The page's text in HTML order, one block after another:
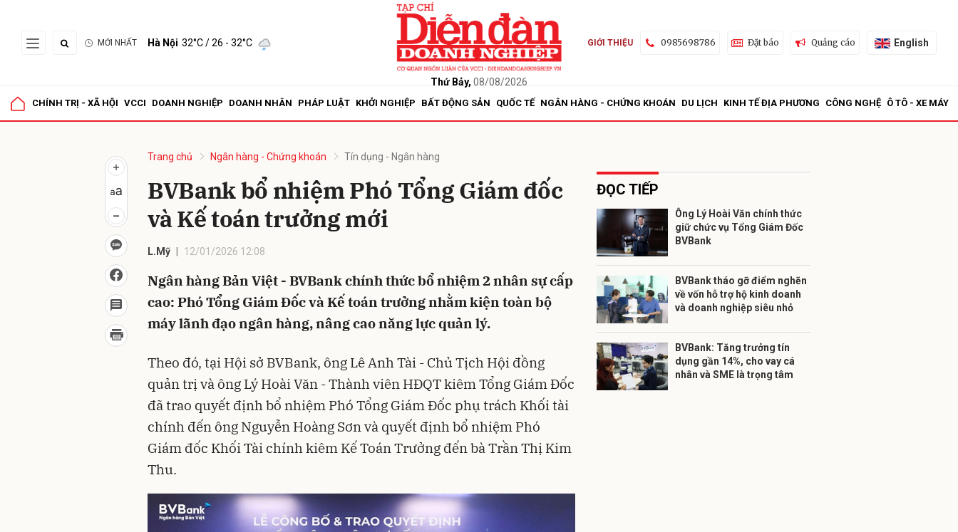
MỚI NHẤT Hà Nội 32°C/ 26 - 32°C
Thứ Bảy, 08/08/2026
GIỚI THIỆU 0985698786 Đặt báo Quảng cáo English
CHÍNH TRỊ - XÃ HỘI VCCI DOANH NGHIỆP DOANH NHÂN PHÁP LUẬT KHỞI NGHIỆP BẤT ĐỘNG SẢN QUỐC TẾ NGÂN HÀNG - CHỨNG KHOÁN DU LỊCH KINH TẾ ĐỊA PHƯƠNG CÔNG NGHỆ Ô TÔ - XE MÁY
Trang chủ Ngân hàng - Chứng khoán Tín dụng - Ngân hàng
BVBank bổ nhiệm Phó Tổng Giám đốc
và Kế toán trưởng mới
L.Mỹ 12/01/2026 12:08
Ngân hàng Bản Việt - BVBank chính thức bổ nhiệm 2 nhân sự cấp
cao: Phó Tổng Giám Đốc và Kế toán trưởng nhằm kiện toàn bộ
máy lãnh đạo ngân hàng, nâng cao năng lực quản lý.
Theo đó, tại Hội sở BVBank, ông Lê Anh Tài - Chủ Tịch Hội đồng
quản trị và ông Lý Hoài Văn - Thành viên HĐQT kiêm Tổng Giám Đốc
đã trao quyết định bổ nhiệm Phó Tổng Giám Đốc phụ trách Khối tài
chính đến ông Nguyễn Hoàng Sơn và quyết định bổ nhiệm Phó
Giám đốc Khối Tài chính kiêm Kế Toán Trưởng đến bà Trần Thị Kim
Thu.
ĐỌC TIẾP
Ông Lý Hoài Văn chính thức
giữ chức vụ Tổng Giám Đốc
BVBank
BVBank tháo gỡ điểm nghẽn
về vốn hỗ trợ hộ kinh doanh
và doanh nghiệp siêu nhỏ
BVBank: Tăng trưởng tín
dụng gần 14%, cho vay cá
nhân và SME là trọng tâm
Gửi